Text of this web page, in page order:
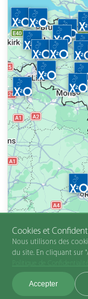
Cookies et
Nous utilisons des
du site. En cliquant sur
Accepter